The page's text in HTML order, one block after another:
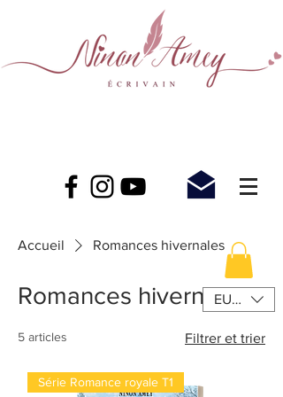
Accueil Romances hivernales
Romances hivernales
5 articles Filtrer et trier
Série Romance royale T1
EUR (€)